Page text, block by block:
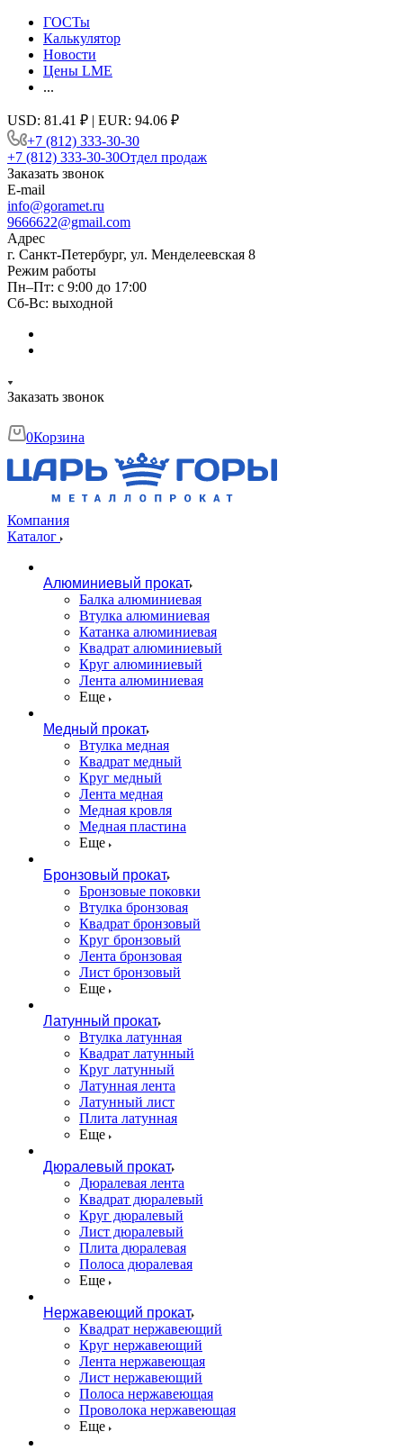
ГОСТы
Калькулятор
Новости
Цены LME
...
USD: 81.41 ₽ | EUR: 94.06 ₽
+7 (812) 333-30-30
+7 (812) 333-30-30Отдел продаж
Заказать звонок
E-mail
info@goramet.ru
9666622@gmail.com
Адрес
г. Санкт-Петербург, ул. Менделеевская 8
Режим работы
Пн–Пт: с 9:00 до 17:00
Сб-Вс: выходной
Заказать звонок
0Корзина
Компания
Каталог
Алюминиевый прокат
Балка алюминиевая
Втулка алюминиевая
Катанка алюминиевая
Квадрат алюминиевый
Круг алюминиевый
Лента алюминиевая
Еще
Медный прокат
Втулка медная
Квадрат медный
Круг медный
Лента медная
Медная кровля
Медная пластина
Еще
Бронзовый прокат
Бронзовые поковки
Втулка бронзовая
Квадрат бронзовый
Круг бронзовый
Лента бронзовая
Лист бронзовый
Еще
Латунный прокат
Втулка латунная
Квадрат латунный
Круг латунный
Латунная лента
Латунный лист
Плита латунная
Еще
Дюралевый прокат
Дюралевая лента
Квадрат дюралевый
Круг дюралевый
Лист дюралевый
Плита дюралевая
Полоса дюралевая
Еще
Нержавеющий прокат
Квадрат нержавеющий
Круг нержавеющий
Лента нержавеющая
Лист нержавеющий
Полоса нержавеющая
Проволока нержавеющая
Еще